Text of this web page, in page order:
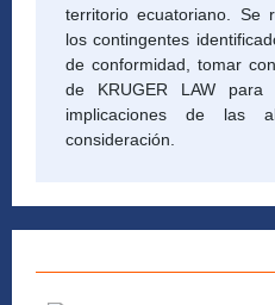
territorio ecuatoriano. Se
los contingentes
de conformidad, tomar
de KRUGER LAW
implicaciones de las
consideración.